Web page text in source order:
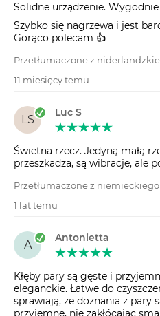
Solidne urządzenie. Wygodnie
Szybko się nagrzewa i jest
Gorąco polecam 👍
Przetłumaczone z
11 miesięcy temu
LS
Luc S
Świetna rzecz. Jedyną małą
przeszkadza, są wibracje, ale
Przetłumaczone z niemieckiego
1 lat temu
A
Antonietta
Kłęby pary są gęste i
eleganckie. Łatwe do
sprawiają, że doznania z pary
przyjemne, nie zakłócając